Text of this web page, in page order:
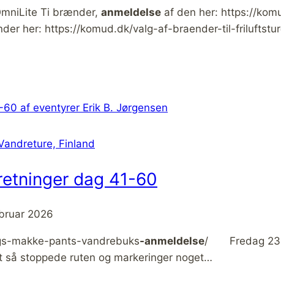
Ti brænder, anmeldelse af den her: https://
her: https://komud.dk/valg-af-braender-til-
Finland
dag 41-60
2026
makke-pants-vandrebuks-anmeldelse/ Fredag 23.
så stoppede ruten og markeringer noget…